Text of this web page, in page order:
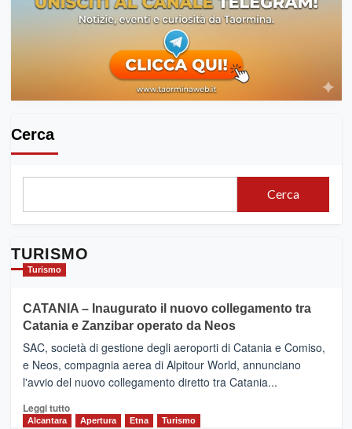
Cerca
Cerca
TURISMO
Turismo
CATANIA – Inaugurato il nuovo collegamento tra
Catania e Zanzibar operato da Neos
SAC, società di gestione degli aeroporti di Catania e Comiso,
e Neos, compagnia aerea di Alpitour World, annunciano
l'avvio del nuovo collegamento diretto tra Catania...
Leggi tuttoLeggi
Alcantara Apertura Etna Turismo